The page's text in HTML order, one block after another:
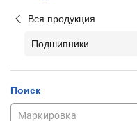
Вся продукция
Подшипники
Поиск